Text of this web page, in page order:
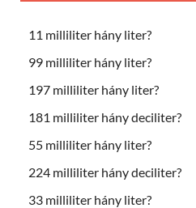
11 milliliter hány liter?
99 milliliter hány liter?
197 milliliter hány liter?
181 milliliter hány deciliter?
55 milliliter hány liter?
224 milliliter hány deciliter?
33 milliliter hány liter?